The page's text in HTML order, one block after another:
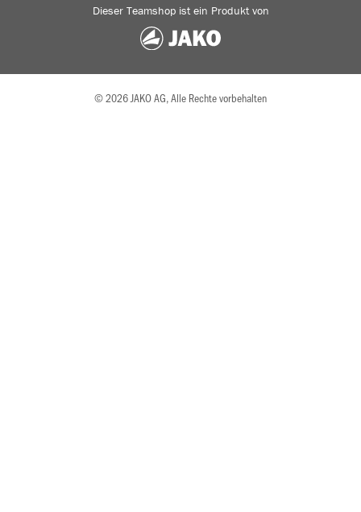
Dieser Teamshop ist ein Produkt von
© 2026 JAKO AG, Alle Rechte vorbehalten